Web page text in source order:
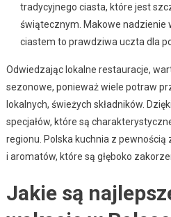
tradycyjnego ciasta, które jest
świątecznym. Makowe nadzienie
ciastem to prawdziwa uczta dla
Odwiedzając lokalne restauracje,
sezonowe, ponieważ wiele potraw
lokalnych, świeżych składników.
specjałów, które są
regionu. Polska kuchnia z
i aromatów, które są głęboko
Jakie są